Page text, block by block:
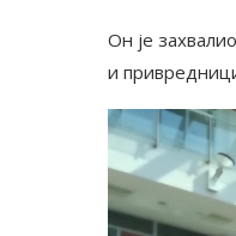
Он је
и